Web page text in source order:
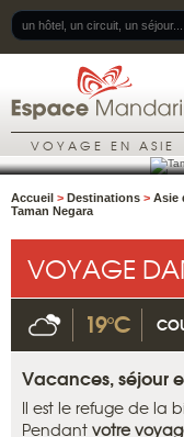
VOYAGE EN ASIE
Accueil > Destinations > Asie
Taman Negara
VOYAGE
19°C
Vacances, séjour
Il est le refuge de la
Pendant votre